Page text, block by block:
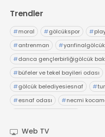
Trendler
#moral #gölcükspor #
#antrenman #
#darıca gençlerbirliğigölcük
#büfeler ve tekel bayileri odası
#gölcük belediyesiesnaf #
#esnaf odası #necmi
Web TV